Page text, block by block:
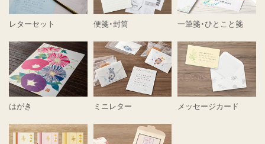
レターセット 便箋・封筒 一筆箋・ひとこと箋
はがき ミニレター メッセージカード